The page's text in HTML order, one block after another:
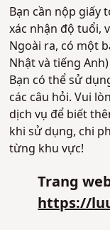
Bạn cần nộp giấy
xác nhận độ tuổi,
Ngoài ra, có một
Nhật và tiếng
Bạn có thể sử
các câu hỏi. Vui
dịch vụ để biết
khi sử dụng, chi
từng khu vực!
Trang
https://